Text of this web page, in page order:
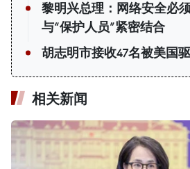
黎明兴总理：网络安全必
与“保护人员”紧密结合
胡志明市接收47名被美国
相关新闻